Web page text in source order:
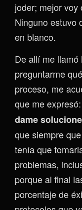
joder; mejor voy
Ninguno estuvo
en blanco.
De allí me
preguntarme
proceso, me
que me expresó:
dame
que siempre
tenía que
problemas,
porque al final
porcentaje de